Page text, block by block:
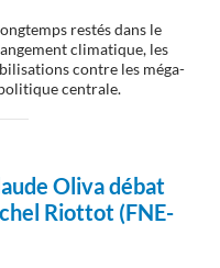
restés dans le
climatique, les
contre les méga-
centrale.
Oliva débat
Riottot (FNE-